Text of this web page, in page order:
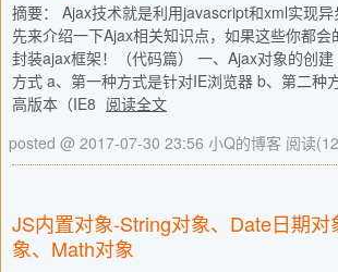
摘要： Ajax技术就是利用javascript和xml实现
先来介绍一下Ajax相关知识点，如果这些你都会
封装ajax框架！（代码篇） 一、Ajax对象的创
方式 a、第一种方式是针对IE浏览器 b、第二种
高版本（IE8 阅读全文
posted @ 2017-07-30 23:56 小Q的博客 阅读
JS内置对象-String对象、Date日期
象、Math对象